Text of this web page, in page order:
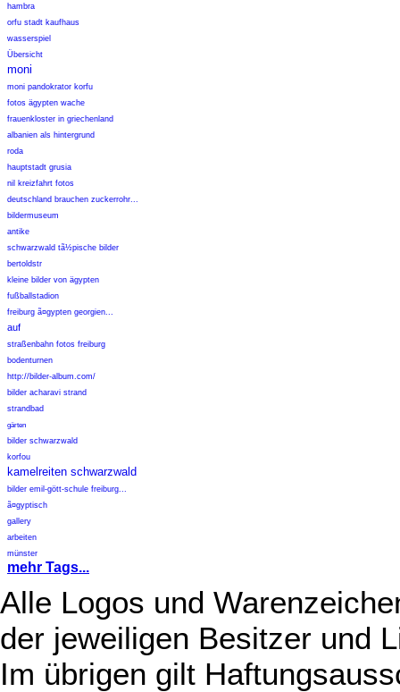
hambra
orfu stadt kaufhaus
wasserspiel
Übersicht
moni
moni pandokrator korfu
fotos ägypten wache
frauenkloster in griechenland
albanien als hintergrund
roda
hauptstadt grusia
nil kreizfahrt fotos
deutschland brauchen zuckerrohr...
bildermuseum
antike
schwarzwald tã½pische bilder
bertoldstr
kleine bilder von ägypten
fußballstadion
freiburg ã¤gypten georgien...
auf
straßenbahn fotos freiburg
bodenturnen
http://bilder-album.com/
bilder acharavi strand
strandbad
gärten
bilder schwarzwald
korfou
kamelreiten schwarzwald
bilder emil-gött-schule freiburg...
ã¤gyptisch
gallery
arbeiten
münster
mehr Tags...
Alle Logos und
der jeweiligen Besitzer und
Im übrigen gilt